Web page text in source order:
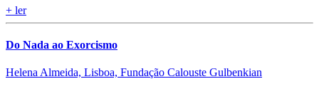
+ ler
Do Nada ao Exorcismo
Helena Almeida, Lisboa, Fundação Calouste Gulbenkian